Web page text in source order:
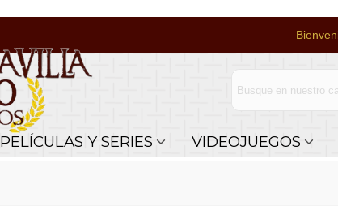
PELÍCULAS Y SERIES VIDEOJUEGOS